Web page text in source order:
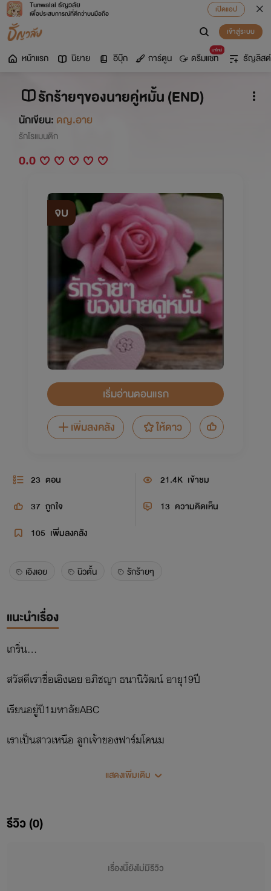
Tunwalai ธัญวลัย
เพื่อประสบการณ์ที่ดีกว่าบนมือถือ
เปิดแอป
เข้าสู่ระบบ
หน้าแรก นิยาย อีบุ๊ก การ์ตูน
มาใหม่
ดรีมแชท ธัญลิสต์
รักร้ายๆของนายคู่หมั้น (END)
นักเขียน: ดญ.อาย
รักโรแมนติก
0.0
จบ
เริ่มอ่านตอนแรก
เพิ่มลงคลัง
ให้ดาว
23 ตอน 21.4K เข้าชม
37 ถูกใจ 13 ความคิดเห็น
105 เพิ่มลงคลัง
เอิงเอย นิวตั้น รักร้ายๆ
แนะนำเรื่อง
เกริ่น...
สวัสดีเราชื่อเอิงเอย อภิชญา ธนานิวัฒน์ อายุ19ปี
เรียนอยู่ปี1มหาลัยABC
เราเป็นสาวเหนือ ลูกเจ้าของฟาร์มโคนม
ย้อนไปเมื่อ3ปีที่แล้ว เรากำลังเรียนอยู่ ม.4
เขาเป็นลูกชายลุงกะป้าเจ้าของไร่องุ่นที่ติดกะฟาร์มเรานี่แหละ เขา
แสดงเพิ่มเติม
รีวิว (0)
เรื่องนี้ยังไม่มีรีวิว